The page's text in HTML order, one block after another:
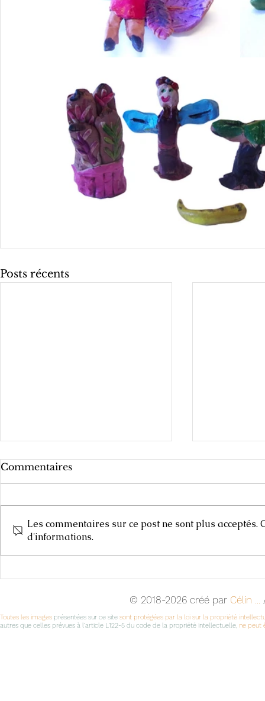
Posts récents
Cours d'Arts Plastiques,
Commentaires
Les commentaires sur ce post ne sont plus
d'informations.
© 2018-2026 créé par Célin ...
Toutes les images présentées sur ce site sont protégées par la loi sur la propriété
autres que celles prévues à l'article L122-5 du code de la propriété intellectuelle, ne peut